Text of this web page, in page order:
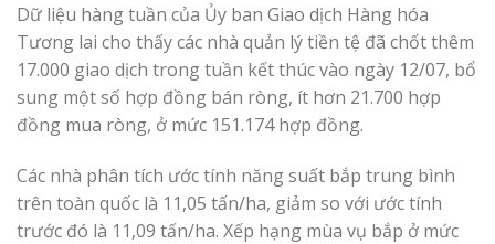
Dữ liệu hàng tuần của Ủy ban Giao dịch Hàng hóa
Tương lai cho thấy các nhà quản lý tiền tệ đã chốt thêm
17.000 giao dịch trong tuần kết thúc vào ngày 12/07, bổ
sung một số hợp đồng bán ròng, ít hơn 21.700 hợp
đồng mua ròng, ở mức 151.174 hợp đồng.
Các nhà phân tích ước tính năng suất bắp trung bình
trên toàn quốc là 11,05 tấn/ha, giảm so với ước tính
trước đó là 11,09 tấn/ha. Xếp hạng mùa vụ bắp ở mức